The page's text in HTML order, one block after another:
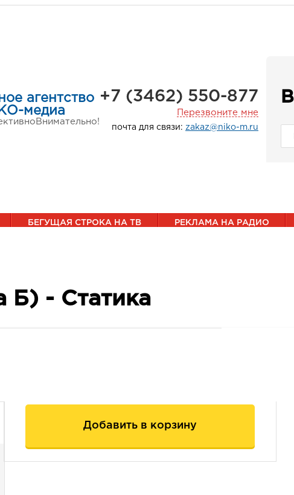
агентство
медиа
Внимательно!
+7 (3462) 550-877
Перезвоните мне
почта для связи: zakaz@niko-m.ru
БЕГУЩАЯ СТРОКА НА ТВ РЕКЛАМА НА РАДИО
Б) - Статика
Добавить в корзину